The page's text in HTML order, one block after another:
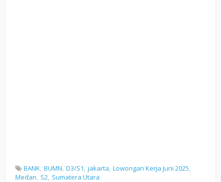
BANK BUMN D3/S1 jakarta Lowongan Kerja Juni 2025
Medan S2 Sumatera Utara